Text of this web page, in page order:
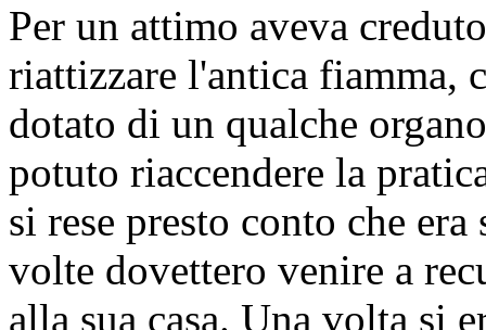
Per un attimo aveva
riattizzare l'antica fiamma,
dotato di un qualche
potuto riaccendere la
si rese presto conto che
volte dovettero venire a
alla sua casa. Una volta si